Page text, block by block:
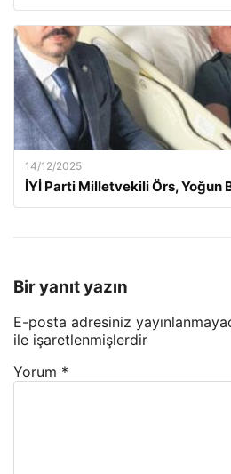
14/12/2025
İYİ Parti Milletvekili Örs, Yoğun
Bir yanıt yazın
E-posta adresiniz
ile işaretlenmişlerdir
Yorum *